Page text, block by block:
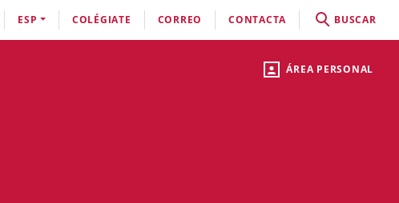
ÁREA PERSONAL
ESP COLÉGIATE CORREO CONTACTA BUSCAR